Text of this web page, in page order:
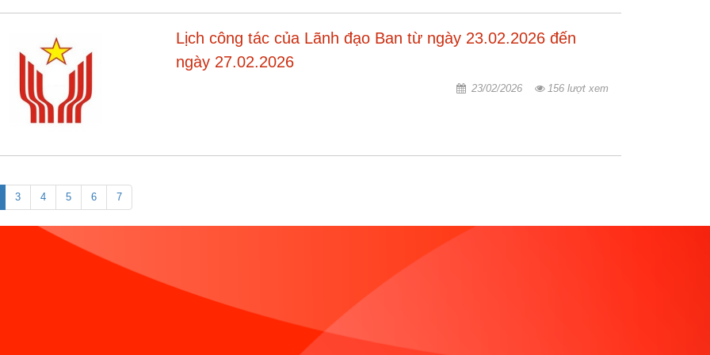
Lịch công tác của Lãnh đạo Ban từ ngày 23.02.2026 đến
ngày 27.02.2026
23/02/2026 156 lượt xem
3 4 5 6 7